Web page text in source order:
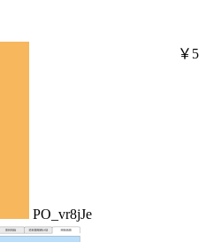
PO_vr8jJe
￥5